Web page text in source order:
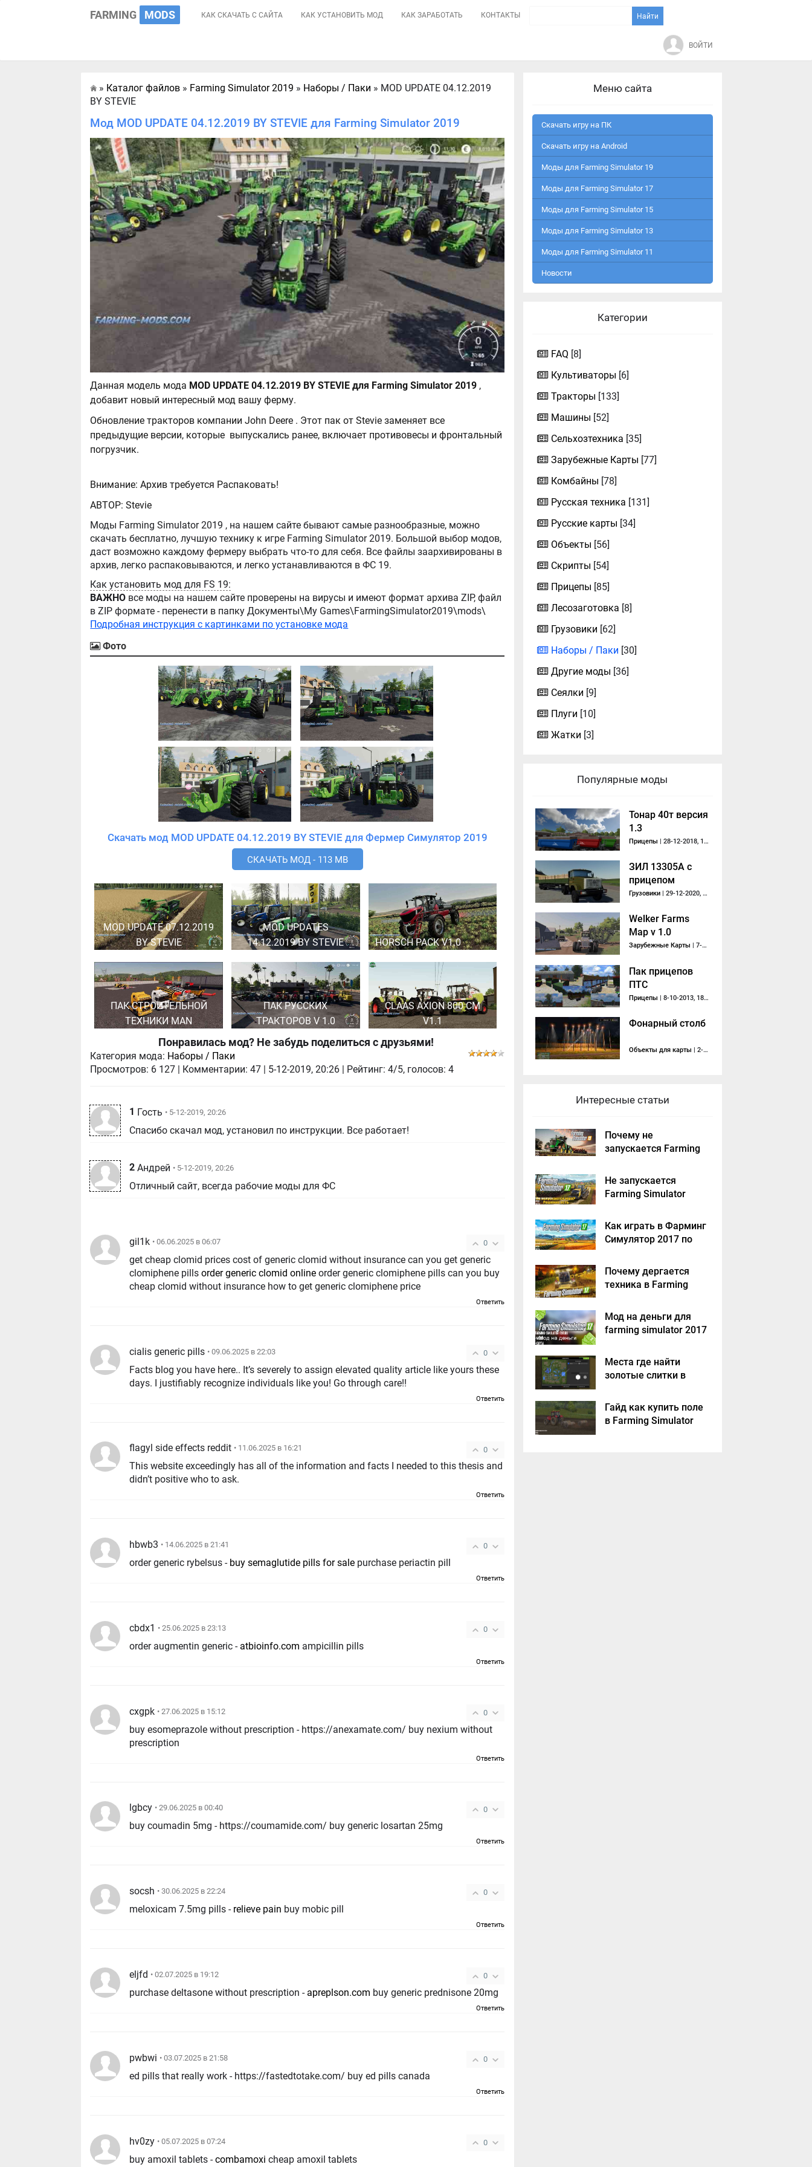
FARMING MODS КАК СКАЧАТЬ С САЙТА КАК УСТАНОВИТЬ МОД КАК ЗАРАБОТАТЬ КОНТАКТЫ
ВОЙТИ
Главная
» Каталог файлов » Farming Simulator 2019 » Наборы / Паки » MOD UPDATE 04.12.2019
BY STEVIE
Мод MOD UPDATE 04.12.2019 BY STEVIE для Farming Simulator 2019
Данная модель мода MOD UPDATE 04.12.2019 BY STEVIE для Farming Simulator 2019 ,
добавит новый интересный мод вашу ферму.
Обновление тракторов компании John Deere . Этот пак от Stevie заменяет все
предыдущие версии, которые выпускались ранее, включает противовесы и фронтальный
погрузчик.
Внимание: Архив требуется Распаковать!
АВТОР: Stevie
Моды Farming Simulator 2019 , на нашем сайте бывают самые разнообразные, можно
скачать бесплатно, лучшую технику к игре Farming Simulator 2019. Большой выбор модов,
даст возможно каждому фермеру выбрать что-то для себя. Все файлы заархивированы в
архив, легко распаковываются, и легко устанавливаются в ФС 19.
Как установить мод для FS 19:
ВАЖНО все моды на нашем сайте проверены на вирусы и имеют формат архива ZIP, файл
в ZIP формате - перенести в папку Документы\My Games\FarmingSimulator2019\mods\
Подробная инструкция с картинками по установке мода
Фото
Скачать мод MOD UPDATE 04.12.2019 BY STEVIE для Фермер Симулятор 2019
СКАЧАТЬ МОД - 113 MB
MOD UPDATE 07.12.2019
BY STEVIE
MOD UPDATES
14.12.2019 BY STEVIE
HORSCH PACK V1.0
ПАК СТРОИТЕЛЬНОЙ
ТЕХНИКИ MAN
ПАК РУССКИХ
ТРАКТОРОВ V 1.0
CLAAS AXION 800 CM
V1.1
Понравилась мод? Не забудь поделиться с друзьями!
Категория мода: Наборы / Паки
Просмотров: 6 127 Комментарии: 47 5-12-2019, 20:26 | Рейтинг: 4/5, голосов:4
1 Гость • 5-12-2019, 20:26
Спасибо скачал мод, установил по инструкции. Все работает!
2 Андрей • 5-12-2019, 20:26
Отличный сайт, всегда рабочие моды для ФС
0
gil1k • 06.06.2025 в 06:07
get cheap clomid prices cost of generic clomid without insurance can you get generic
clomiphene pillsorder generic clomid online order generic clomiphene pills can you buy
cheap clomid without insurance how to get generic clomiphene price
Ответить
0
cialis generic pills • 09.06.2025 в 22:03
Facts blog you have here.. It’s severely to assign elevated quality article like yours these
days. I justifiably recognize individuals like you! Go through care!!
Ответить
0
flagyl side effects reddit • 11.06.2025 в 16:21
This website exceedingly has all of the information and facts I needed to this thesis and
didn’t positive who to ask.
Ответить
0
hbwb3 • 14.06.2025 в 21:41
order generic rybelsus - buy semaglutide pills for sale purchase periactin pill
Ответить
0
cbdx1 • 25.06.2025 в 23:13
order augmentin generic - atbioinfo.com ampicillin pills
Ответить
0
cxgpk • 27.06.2025 в 15:12
buy esomeprazole without prescription - https://anexamate.com/ buy nexium without
prescription
Ответить
0
lgbcy • 29.06.2025 в 00:40
buy coumadin 5mg - https://coumamide.com/ buy generic losartan 25mg
Ответить
0
socsh • 30.06.2025 в 22:24
meloxicam 7.5mg pills - relieve pain buy mobic pill
Ответить
0
eljfd • 02.07.2025 в 19:12
purchase deltasone without prescription - apreplson.com buy generic prednisone 20mg
Ответить
0
pwbwi • 03.07.2025 в 21:58
ed pills that really work - https://fastedtotake.com/ buy ed pills canada
Ответить
0
hv0zy • 05.07.2025 в 07:24
buy amoxil tablets -combamoxi cheap amoxil tablets
Меню сайта
Скачать игру на ПК
Скачать игру на Android
Моды для Farming Simulator 19
Моды для Farming Simulator 17
Моды для Farming Simulator 15
Моды для Farming Simulator 13
Моды для Farming Simulator 11
Новости
Категории
FAQ [8]
Культиваторы [6]
Тракторы [133]
Машины [52]
Сельхозтехника [35]
Зарубежные Карты [77]
Комбайны [78]
Русская техника [131]
Русские карты [34]
Объекты [56]
Скрипты [54]
Прицепы [85]
Лесозаготовка [8]
Грузовики [62]
Наборы / Паки [30]
Другие моды [36]
Сеялки [9]
Плуги [10]
Жатки [3]
Популярные моды
Тонар 40т версия
1.3
Прицепы | 28-12-2018, 13:46
ЗИЛ 13305А с
прицепом
Грузовики | 29-12-2020, 01:07
Welker Farms
Map v 1.0
Зарубежные Карты | 7-07-2019, 19:26
Пак прицепов
ПТС
Прицепы | 8-10-2013, 18:39
Фонарный столб
Объекты для карты | 2-10-2017, 14:11
Интересные статьи
Почему не
запускается Farming
решение
Не запускается
Farming Simulator
Как играть в Фарминг
Симулятор 2017 по
Почему дергается
техника в Farming
Мод на деньги для
farming simulator 2017
Места где найти
золотые слитки в
2017?
Гайд как купить поле
в Farming Simulator